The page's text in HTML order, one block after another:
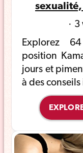
3
Explorez
position
jours et
à des